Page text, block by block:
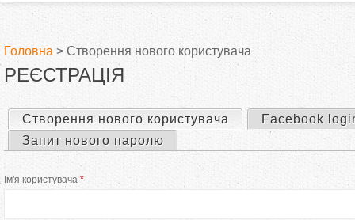
В
є
Головна > Створення нового користувача
РЕЄСТРАЦІЯ
е
Створення нового користувача (активна вкладка)
Facebook
Запит нового паролю
Ім'я користувача *